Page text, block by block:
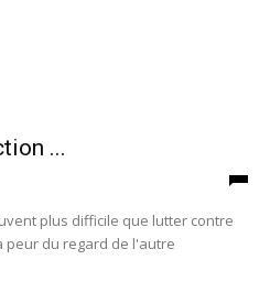
...
plus difficile que lutter contre
peur du regard de l'autre